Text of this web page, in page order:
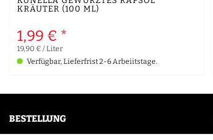
KRÄUTER (100 ML)
1,99 € *
19,90 € / Liter
Verfügbar, Lieferfrist 2-6 Arbeiitstage.
BESTELLUNG